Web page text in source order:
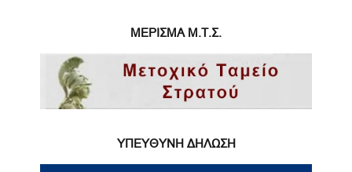
ΜΕΡΙΣΜΑ Μ.Τ.Σ.
ΥΠΕΥΘΥΝΗ ΔΗΛΩΣΗ